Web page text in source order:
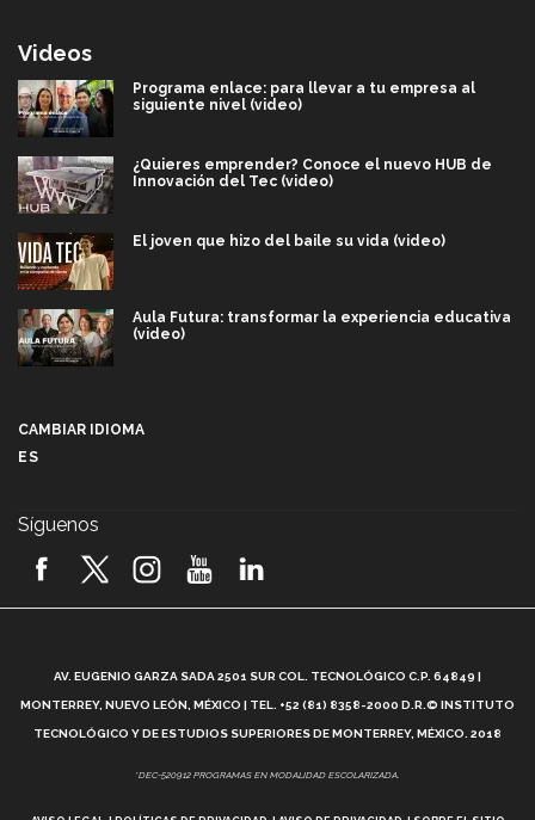
Videos
Programa enlace: para llevar a tu empresa al
siguiente nivel (video)
¿Quieres emprender? Conoce el nuevo HUB de
Innovación del Tec (video)
El joven que hizo del baile su vida (video)
Aula Futura: transformar la experiencia educativa
(video)
2026! (video)
¿Cómo es el Modelo Educativo Tec? (video)
Vida Tec: Feminismo e Inteligencia Artificial, Paola
CAMBIAR IDIOMA
ES
Síguenos
AV. EUGENIO GARZA SADA 2501 SUR COL. TECNOLÓGICO C.P. 64849 |
MONTERREY, NUEVO LEÓN, MÉXICO | TEL. +52 (81) 8358-2000 D.R.© INSTITUTO
TECNOLÓGICO Y DE ESTUDIOS SUPERIORES DE MONTERREY, MÉXICO. 2018
*DEC-520912 PROGRAMAS EN MODALIDAD ESCOLARIZADA.